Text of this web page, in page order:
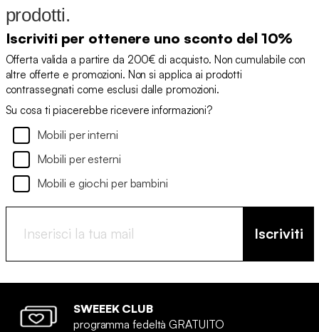
prodotti.
Iscriviti per ottenere uno sconto del 10%
Offerta valida a partire da 200€ di acquisto. Non cumulabile con
altre offerte e promozioni. Non si applica ai prodotti
contrassegnati come esclusi dalle promozioni.
Su cosa ti piacerebbe ricevere informazioni?
Mobili per interni
Mobili per esterni
Mobili e giochi per bambini
Iscriviti
SWEEEK CLUB
programma fedeltà GRATUITO